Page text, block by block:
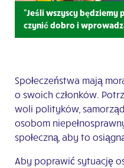
"Jeśli wszyscy będziemy
czynić dobro i
Społeczeństwa mają
o swoich członków.
woli polityków,
osobom
społeczną, aby to
Aby poprawić sytuację